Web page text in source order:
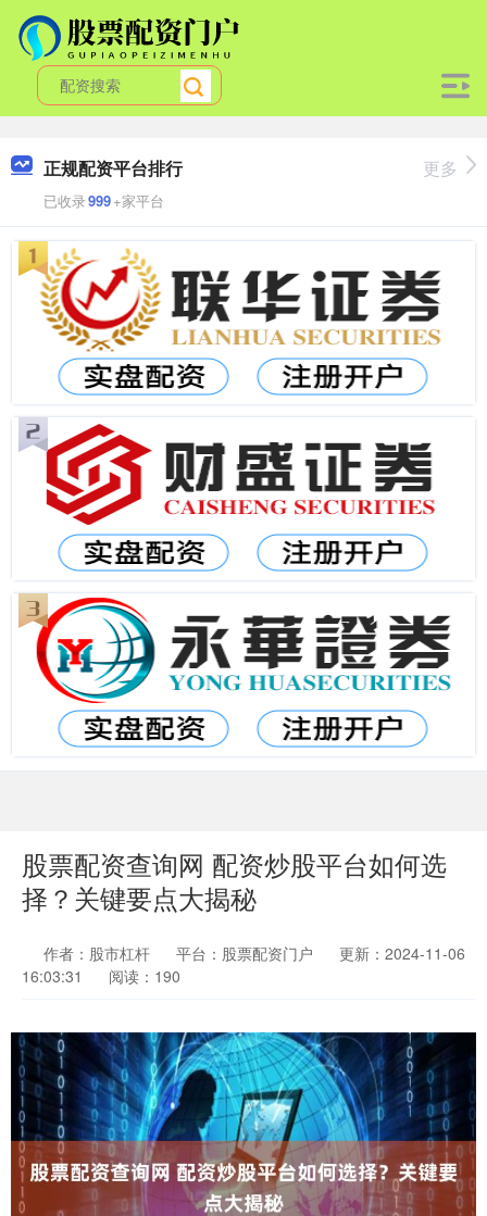
正规配资平台排行
已收录999+家平台
更多
股票配资查询网 配资炒股平台如何选
择？关键要点大揭秘
作者：股市杠杆 平台：股票配资门户
更新：2024-11-06
16:03:31
阅读：190